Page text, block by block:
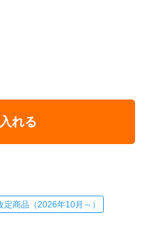
れる
商品（2026年10月～）